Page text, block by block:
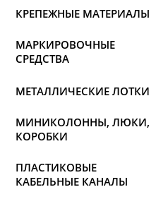
КРЕПЕЖНЫЕ МАТЕРИАЛЫ
МАРКИРОВОЧНЫЕ
СРЕДСТВА
МЕТАЛЛИЧЕСКИЕ ЛОТКИ
МИНИКОЛОННЫ, ЛЮКИ,
КОРОБКИ
ПЛАСТИКОВЫЕ
КАБЕЛЬНЫЕ КАНАЛЫ